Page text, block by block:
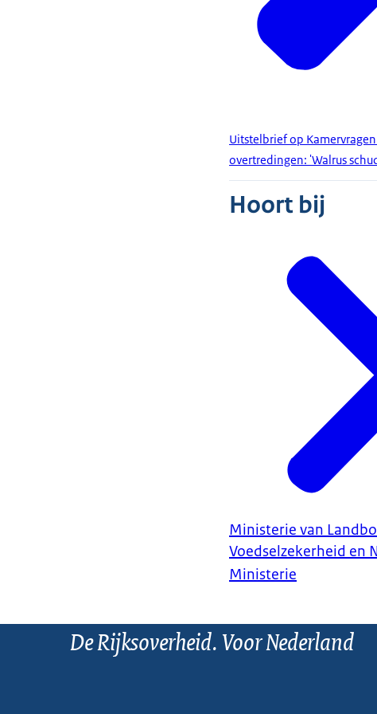
Uitstelbrief op
overtredingen: 'Walrus
Hoort bij
Ministerie van
Voedselzekerheid en
Ministerie
De Rijksoverheid. Voor Nederland